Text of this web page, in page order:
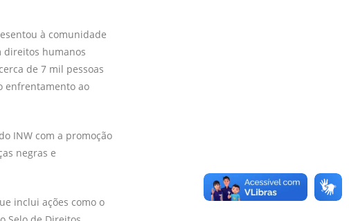
à comunidade
humanos
de 7 mil pessoas
enfrentamento ao
INW com a promoção
negras e
inclui ações como o